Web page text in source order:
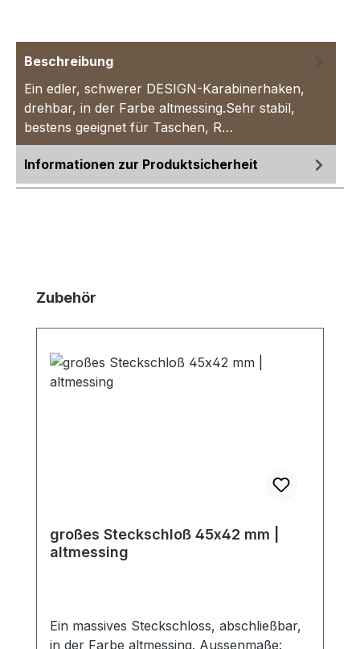
Beschreibung
Ein edler, schwerer DESIGN-Karabinerhaken,
drehbar, in der Farbe altmessing.Sehr stabil,
bestens geeignet für Taschen, R…
Informationen zur Produktsicherheit
Produktgalerie überspringen
Zubehör
großes Steckschloß 45x42 mm |
altmessing
Ein massives Steckschloss, abschließbar,
in der Farbe altmessing. Aussenmaße: